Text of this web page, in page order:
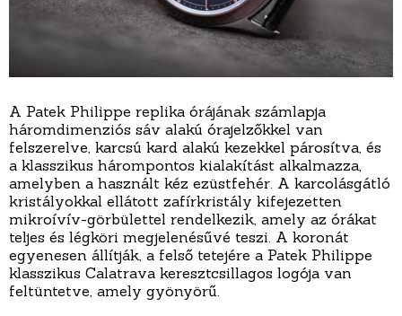
A Patek Philippe replika órájának számlapja
háromdimenziós sáv alakú órajelzőkkel van
felszerelve, karcsú kard alakú kezekkel párosítva, és
a klasszikus hárompontos kialakítást alkalmazza,
amelyben a használt kéz ezüstfehér. A karcolásgátló
kristályokkal ellátott zafírkristály kifejezetten
mikroívív-görbülettel rendelkezik, amely az órákat
teljes és légköri megjelenésűvé teszi. A koronát
egyenesen állítják, a felső tetejére a Patek Philippe
klasszikus Calatrava keresztcsillagos logója van
feltüntetve, amely gyönyörű.